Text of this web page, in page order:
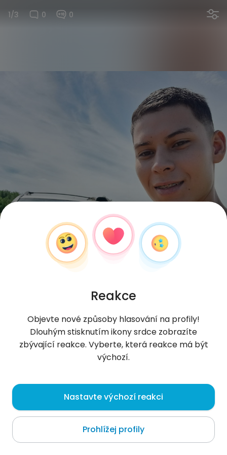
1/3 0 0
Breiner , 24
San Cristóbal
O mně
Reakce
Objevte nové způsoby hlasování na profily!
Dlouhým stisknutím ikony srdce zobrazíte
zbývající reakce. Vyberte, která reakce má být
výchozí.
Nastavte výchozí reakci
Prohlížej profily